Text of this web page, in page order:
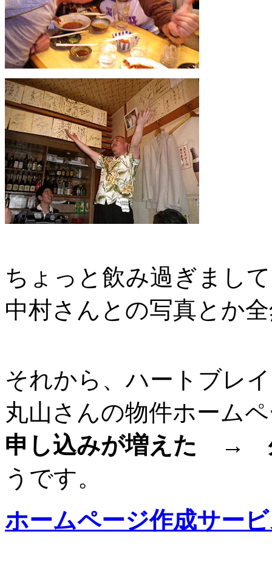
ちょっと飲み過ぎまし
中村さんとの写真とか
それから、ハートブレ
丸山さんの物件ホーム
申し込みが増えた
うです。
ホームページ作成サー